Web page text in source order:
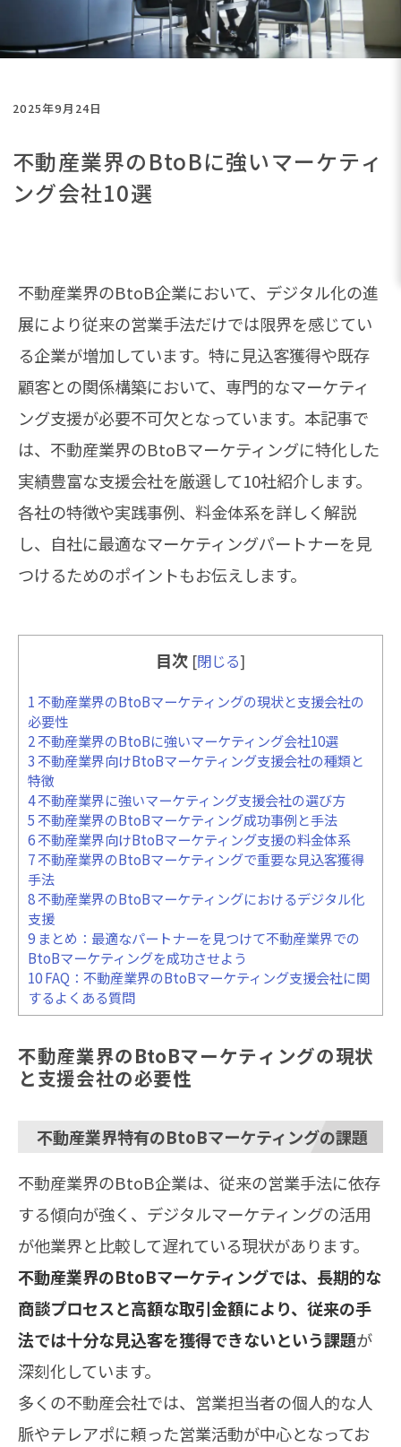
2025年9月24日
不動産業界のBtoBに強いマーケティ
ング会社10選
不動産業界のBtoB企業において、デジタル化の進
展により従来の営業手法だけでは限界を感じてい
る企業が増加しています。特に見込客獲得や既存
顧客との関係構築において、専門的なマーケティ
ング支援が必要不可欠となっています。本記事で
は、不動産業界のBtoBマーケティングに特化した
実績豊富な支援会社を厳選して10社紹介します。
各社の特徴や実践事例、料金体系を詳しく解説
し、自社に最適なマーケティングパートナーを見
つけるためのポイントもお伝えします。
目次 [閉じる]
1 不動産業界のBtoBマーケティングの現状と支援会社の
必要性
2不動産業界のBtoBに強いマーケティング会社10選
3 不動産業界向けBtoBマーケティング支援会社の種類と
特徴
4不動産業界に強いマーケティング支援会社の選び方
5 不動産業界のBtoBマーケティング成功事例と手法
6不動産業界向けBtoBマーケティング支援の料金体系
7不動産業界のBtoBマーケティングで重要な見込客獲得
手法
8不動産業界のBtoBマーケティングにおけるデジタル化
支援
9 まとめ：最適なパートナーを見つけて不動産業界での
BtoBマーケティングを成功させよう
10FAQ：不動産業界のBtoBマーケティング支援会社に関
するよくある質問
不動産業界のBtoBマーケティングの現状
と支援会社の必要性
不動産業界特有のBtoBマーケティングの課題
不動産業界のBtoB企業は、従来の営業手法に依存
する傾向が強く、デジタルマーケティングの活用
が他業界と比較して遅れている現状があります。
不動産業界のBtoBマーケティングでは、長期的な
商談プロセスと高額な取引金額により、従来の手
法では十分な見込客を獲得できないという課題が
深刻化しています。
多くの不動産会社では、営業担当者の個人的な人
脈やテレアポに頼った営業活動が中心となってお